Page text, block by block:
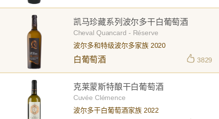
凯马珍藏系列波尔多干白葡萄酒
Cheval Quancard - Réserve
波尔多和特级波尔多家族 2020
白葡萄酒 3829
克莱蒙斯特酿干白葡萄酒
Cuvée Clémence
波尔多干白葡萄酒家族 2022